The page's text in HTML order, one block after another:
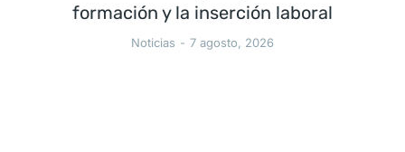
formación y la inserción laboral
Noticias 7 agosto, 2026